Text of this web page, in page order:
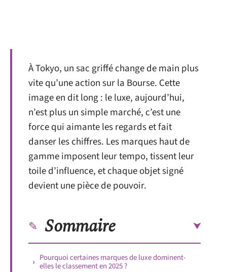
À Tokyo, un sac griffé change de main plus
vite qu’une action sur la Bourse. Cette
image en dit long : le luxe, aujourd’hui,
n’est plus un simple marché, c’est une
force qui aimante les regards et fait
danser les chiffres. Les marques haut de
gamme imposent leur tempo, tissent leur
toile d’influence, et chaque objet signé
devient une pièce de pouvoir.
Sommaire
Pourquoi certaines marques de luxe dominent-
elles le classement en 2025 ?